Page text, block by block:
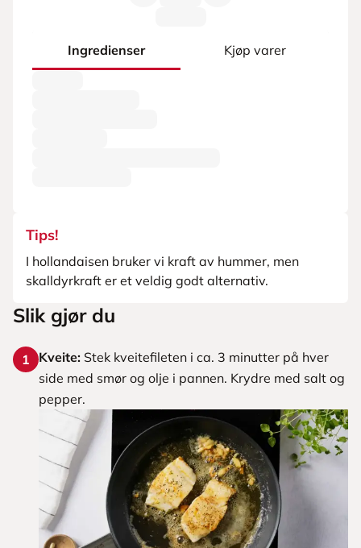
Ingredienser Kjøp varer
Tips!
I hollandaisen bruker vi kraft av hummer, men
skalldyrkraft er et veldig godt alternativ.
Slik gjør du
1 Kveite: Stek kveitefileten i ca. 3 minutter på hver
side med smør og olje i pannen. Krydre med salt og
pepper.